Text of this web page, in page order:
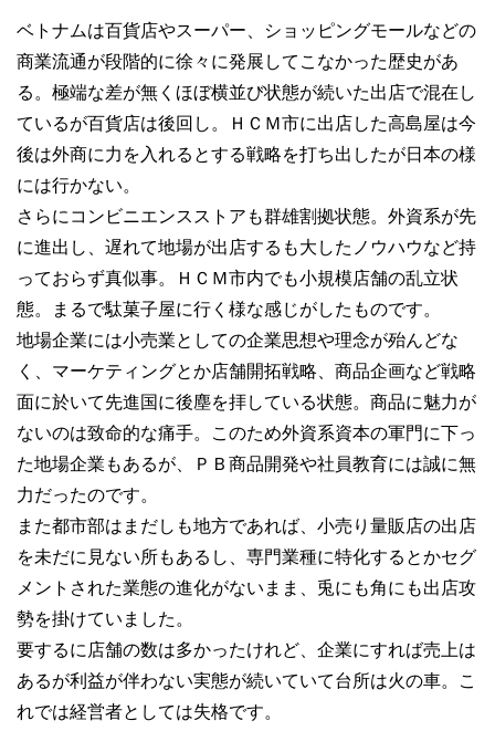
ベトナムは百貨店やスーパー、ショッピングモールなどの
商業流通が段階的に徐々に発展してこなかった歴史があ
る。極端な差が無くほぼ横並び状態が続いた出店で混在し
ているが百貨店は後回し。ＨＣＭ市に出店した高島屋は今
後は外商に力を入れるとする戦略を打ち出したが日本の様
には行かない。
さらにコンビニエンスストアも群雄割拠状態。外資系が先
に進出し、遅れて地場が出店するも大したノウハウなど持
っておらず真似事。ＨＣＭ市内でも小規模店舗の乱立状
態。まるで駄菓子屋に行く様な感じがしたものです。
地場企業には小売業としての企業思想や理念が殆んどな
く、マーケティングとか店舗開拓戦略、商品企画など戦略
面に於いて先進国に後塵を拝している状態。商品に魅力が
ないのは致命的な痛手。このため外資系資本の軍門に下っ
た地場企業もあるが、ＰＢ商品開発や社員教育には誠に無
力だったのです。
また都市部はまだしも地方であれば、小売り量販店の出店
を未だに見ない所もあるし、専門業種に特化するとかセグ
メントされた業態の進化がないまま、兎にも角にも出店攻
勢を掛けていました。
要するに店舗の数は多かったけれど、企業にすれば売上は
あるが利益が伴わない実態が続いていて台所は火の車。こ
れでは経営者としては失格です。